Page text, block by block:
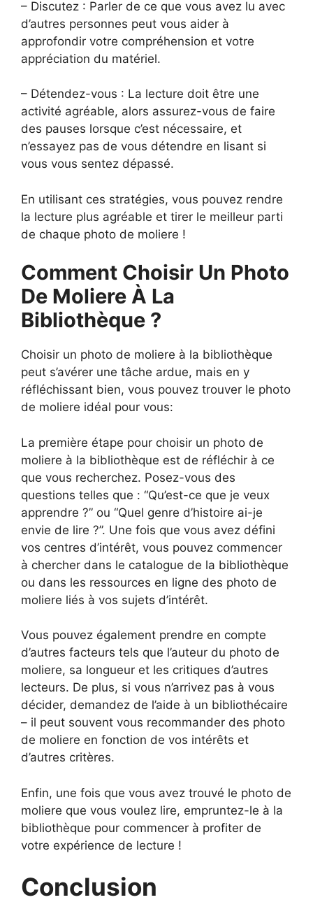
– Discutez : Parler de ce que vous avez lu avec
d’autres personnes peut vous aider à
approfondir votre compréhension et votre
appréciation du matériel.
– Détendez-vous : La lecture doit être une
activité agréable, alors assurez-vous de faire
des pauses lorsque c’est nécessaire, et
n’essayez pas de vous détendre en lisant si
vous vous sentez dépassé.
En utilisant ces stratégies, vous pouvez rendre
la lecture plus agréable et tirer le meilleur parti
de chaque photo de moliere !
Comment Choisir Un Photo
De Moliere À La
Bibliothèque ?
Choisir un photo de moliere à la bibliothèque
peut s’avérer une tâche ardue, mais en y
réfléchissant bien, vous pouvez trouver le photo
de moliere idéal pour vous:
La première étape pour choisir un photo de
moliere à la bibliothèque est de réfléchir à ce
que vous recherchez. Posez-vous des
questions telles que : “Qu’est-ce que je veux
apprendre ?” ou “Quel genre d’histoire ai-je
envie de lire ?”. Une fois que vous avez défini
vos centres d’intérêt, vous pouvez commencer
à chercher dans le catalogue de la bibliothèque
ou dans les ressources en ligne des photo de
moliere liés à vos sujets d’intérêt.
Vous pouvez également prendre en compte
d’autres facteurs tels que l’auteur du photo de
moliere, sa longueur et les critiques d’autres
lecteurs. De plus, si vous n’arrivez pas à vous
décider, demandez de l’aide à un bibliothécaire
– il peut souvent vous recommander des photo
de moliere en fonction de vos intérêts et
d’autres critères.
Enfin, une fois que vous avez trouvé le photo de
moliere que vous voulez lire, empruntez-le à la
bibliothèque pour commencer à profiter de
votre expérience de lecture !
Conclusion